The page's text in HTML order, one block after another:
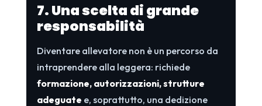
7. Una scelta di grande
responsabilità
Diventare allevatore non è un percorso da
intraprendere alla leggera: richiede
formazione, autorizzazioni, strutture
adeguate e, soprattutto, una dedizione